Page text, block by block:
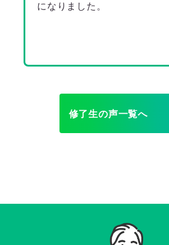
になりました。
修了生の声一覧へ